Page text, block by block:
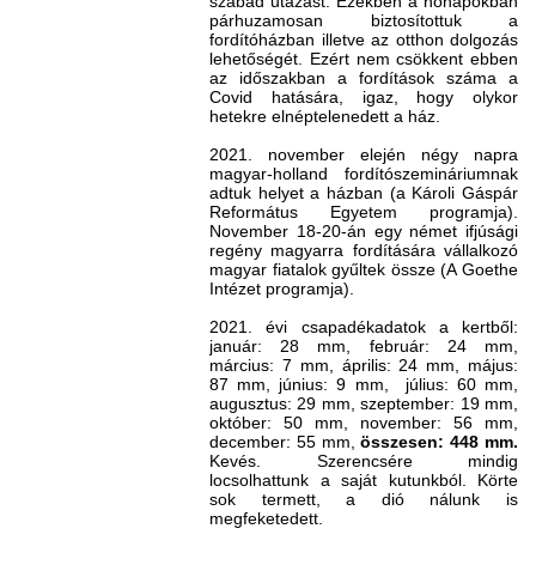
párhuzamosan biztosítottuk a
fordítóházban illetve az otthon dolgozás
lehetőségét. Ezért nem csökkent ebben
az időszakban a fordítások száma a
Covid hatására, igaz, hogy olykor
hetekre elnéptelenedett a ház.
2021. november elején négy napra
magyar-holland fordítószemináriumnak
adtuk helyet a házban (a Károli Gáspár
Református Egyetem programja).
November 18-20-án egy német ifjúsági
regény magyarra fordítására vállalkozó
magyar fiatalok gyűltek össze (A Goethe
Intézet programja).
2021. évi csapadékadatok a kertből:
január: 28 mm, február: 24 mm,
március: 7 mm, április: 24 mm, május:
87 mm, június: 9 mm, július: 60 mm,
augusztus: 29 mm, szeptember: 19 mm,
október: 50 mm, november: 56 mm,
december: 55 mm,összesen: 448 mm.
Kevés. Szerencsére mindig
locsolhattunk a saját kutunkból. Körte
sok termett, a dió nálunk is
megfeketedett.